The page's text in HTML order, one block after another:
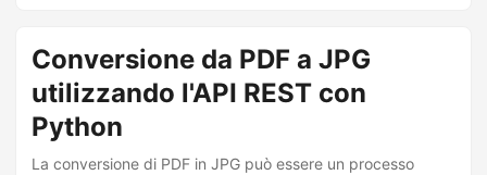
Conversione da PDF a JPG
utilizzando l'API REST con
Python
La conversione di PDF in JPG può essere un processo